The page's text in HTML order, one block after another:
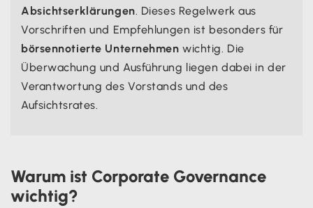
Absichtserklärungen. Dieses Regelwerk aus
Vorschriften und Empfehlungen ist besonders für
börsennotierte Unternehmen wichtig. Die
Überwachung und Ausführung liegen dabei in der
Verantwortung des Vorstands und des
Aufsichtsrates.
Warum ist Corporate Governance
wichtig?